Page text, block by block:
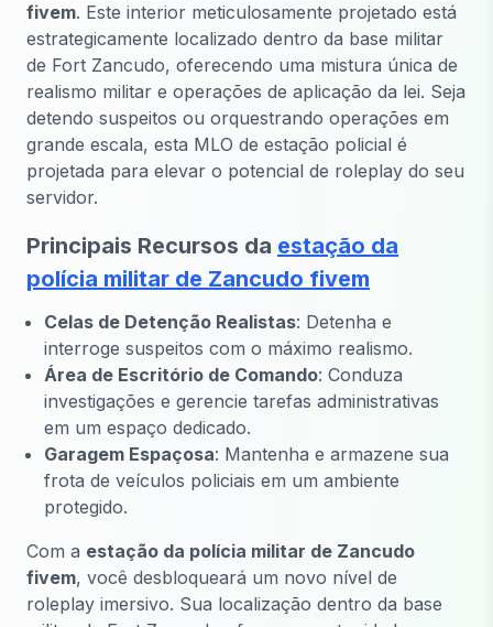
fivem. Este interior meticulosamente projetado está
estrategicamente localizado dentro da base militar
de Fort Zancudo, oferecendo uma mistura única de
realismo militar e operações de aplicação da lei. Seja
detendo suspeitos ou orquestrando operações em
grande escala, esta MLO de estação policial é
projetada para elevar o potencial de roleplay do seu
servidor.
Principais Recursos da estação da
polícia militar de Zancudo fivem
Celas de Detenção Realistas: Detenha e
interroge suspeitos com o máximo realismo.
Área de Escritório de Comando: Conduza
investigações e gerencie tarefas administrativas
em um espaço dedicado.
Garagem Espaçosa: Mantenha e armazene sua
frota de veículos policiais em um ambiente
protegido.
Com a estação da polícia militar de Zancudo
fivem, você desbloqueará um novo nível de
roleplay imersivo. Sua localização dentro da base